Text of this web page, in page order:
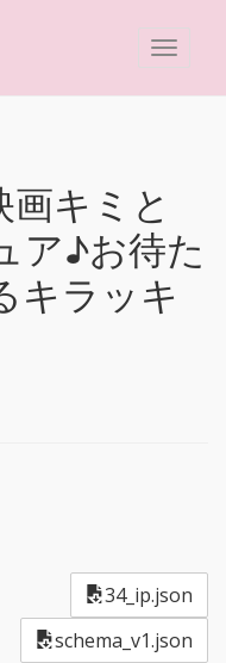
画キミと
ア♪お待た
キラッキ
34_ip.json
schema_v1.json